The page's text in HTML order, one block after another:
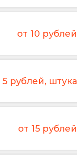
от 10 рублей
5 рублей, штука
от 15 рублей